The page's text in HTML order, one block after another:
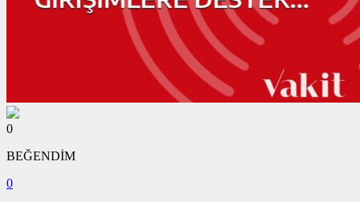
0
BEĞENDİM
0